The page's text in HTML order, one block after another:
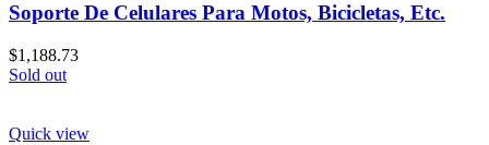
Soporte De Celulares Para Motos, Bicicletas, Etc.
$1,188.73
Sold out
Quick view